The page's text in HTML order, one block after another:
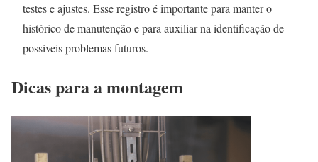
testes e ajustes. Esse registro é importante para manter o
histórico de manutenção e para auxiliar na identificação de
possíveis problemas futuros.
Dicas para a montagem